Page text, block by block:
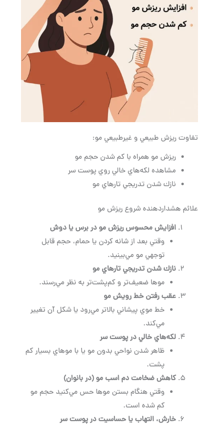
تفاوت ريزش طبيعي و غيرطبيعي مو:
ريزش مو همراه با كم شدن حجم مو
مشاهده لكه‌هاي خالي روي پوست سر
نازك شدن تدريجي تارهاي مو
علائم هشداردهنده شروع ريزش مو
افزايش محسوس ريزش مو در برس يا دوش
وقتي بعد از شانه كردن يا حمام، حجم قابل
توجهي مو مي‌بينيد.
نازك شدن تدريجي تارهاي مو
موها ضعيف‌تر و كم‌پشت‌تر به نظر مي‌رسند.
عقب رفتن خط رويش مو
خط موي پيشاني بالاتر مي‌رود يا شكل آن تغيير
مي‌كند.
لكه‌هاي خالي در پوست سر
ظاهر شدن نواحي بدون مو يا با موهاي بسيار كم
پشت.
كاهش ضخامت دم اسب مو (در بانوان)
وقتي هنگام بستن موها حس مي‌كنيد حجم مو
كم شده است.
خارش، التهاب يا حساسيت در پوست سر